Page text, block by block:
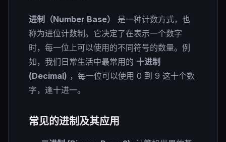
进制（Number Base）
是一种计数方式，也
称为进位计数制。它决定了在表示一个数字
时，每一位上可以使用的不同符号的数量。例
如，我们日常生活中最常用的 十进制
(Decimal) ，每一位可以使用 0 到 9 这十个数
字，逢十进一。
常见的进制及其应用